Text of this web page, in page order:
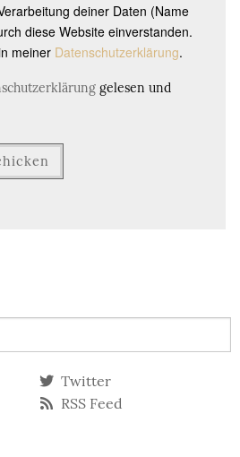
deiner Daten (Name
diese Website einverstanden.
meiner Datenschutzerklärung.
gelesen und
Twitter
RSS Feed